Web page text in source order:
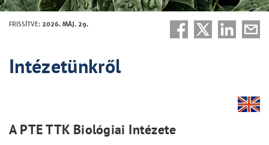
FRISSÍTVE: 2026. MÁJ. 29.
Intézetünkről
A PTE TTK Biológiai Intézete